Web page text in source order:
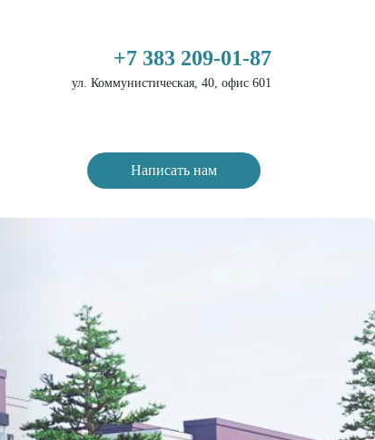
+7 383 209-01-87
ул. Коммунистическая, 40, офис 601
Написать нам